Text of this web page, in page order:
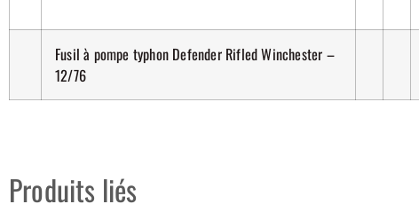
Fusil à pompe typhon Defender Rifled Winchester –
12/76
Produits liés